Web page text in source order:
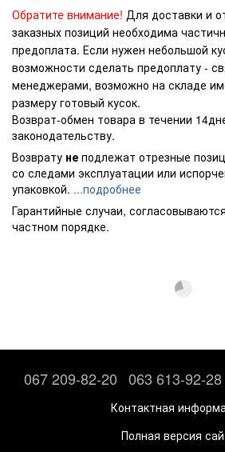
Обратите внимание! Для доставки и
заказных позиций необходима
предоплата. Если нужен небольшой
возможности сделать предоплату -
менеджерами, возможно на складе
размеру готовый кусок.
Возврат-обмен товара в течении
законодательству.
Возврату не подлежат отрезные
со следами эксплуатации или
упаковкой. ...подробнее
Гарантийные случаи,
частном порядке.
067 209-82-20 063 613-92-28
Контактная
Полная версия